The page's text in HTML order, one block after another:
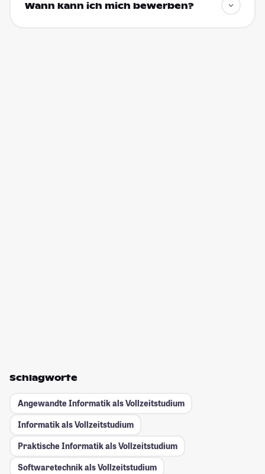
Wann kann ich mich bewerben?
Schlagworte
Angewandte Informatik als Vollzeitstudium
Informatik als Vollzeitstudium
Praktische Informatik als Vollzeitstudium
Softwaretechnik als Vollzeitstudium